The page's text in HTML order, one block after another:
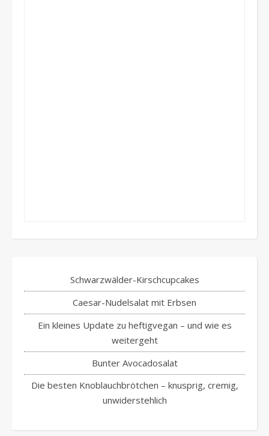
Schwarzwälder-Kirschcupcakes
Caesar-Nudelsalat mit Erbsen
Ein kleines Update zu heftigvegan – und wie es
weitergeht
Bunter Avocadosalat
Die besten Knoblauchbrötchen – knusprig, cremig,
unwiderstehlich